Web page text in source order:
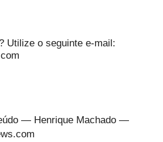
Utilize o seguinte e-mail:
— Henrique Machado —